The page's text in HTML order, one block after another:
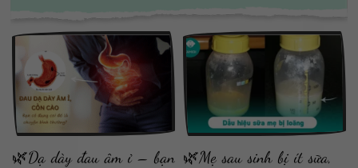
🌿Dạ dày đau âm ỉ – bạn 🌿Mẹ sau sinh bị ít sữa,